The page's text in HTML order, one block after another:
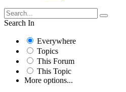
Search In
Everywhere
Topics
This Forum
This Topic
More options...